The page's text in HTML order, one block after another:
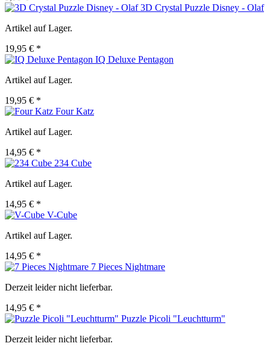
3D Crystal Puzzle Disney - Olaf
Artikel auf Lager.
19,95 € *
IQ Deluxe Pentagon
Artikel auf Lager.
19,95 € *
Four Katz
Artikel auf Lager.
14,95 € *
234 Cube
Artikel auf Lager.
14,95 € *
V-Cube
Artikel auf Lager.
14,95 € *
7 Pieces Nightmare
Derzeit leider nicht lieferbar.
14,95 € *
Puzzle Picoli "Leuchtturm"
Derzeit leider nicht lieferbar.